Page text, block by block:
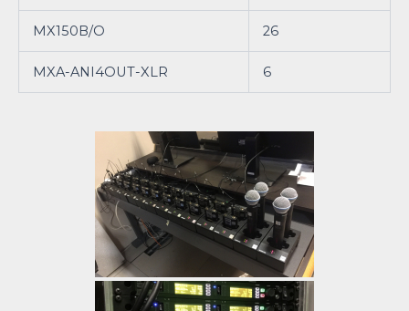
MX150B/O 26
MXA-ANI4OUT-XLR 6